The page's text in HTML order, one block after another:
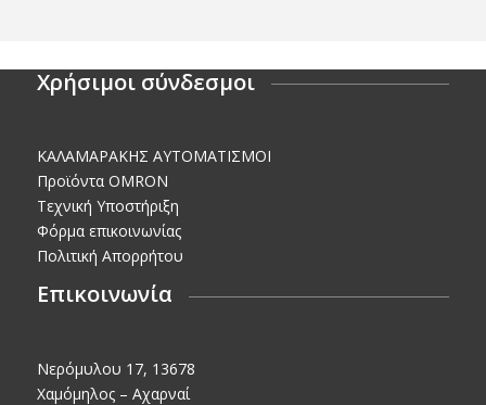
Χρήσιμοι σύνδεσμοι
KΑΛΑΜΑΡΑΚΗΣ AΥΤΟΜΑΤΙΣΜΟΙ
Προϊόντα OMRON
Τεχνική Υποστήριξη
Φόρμα επικοινωνίας
Πολιτική Απορρήτου
Επικοινωνία
Νερόμυλου 17, 13678
Χαμόμηλος – Αχαρναί